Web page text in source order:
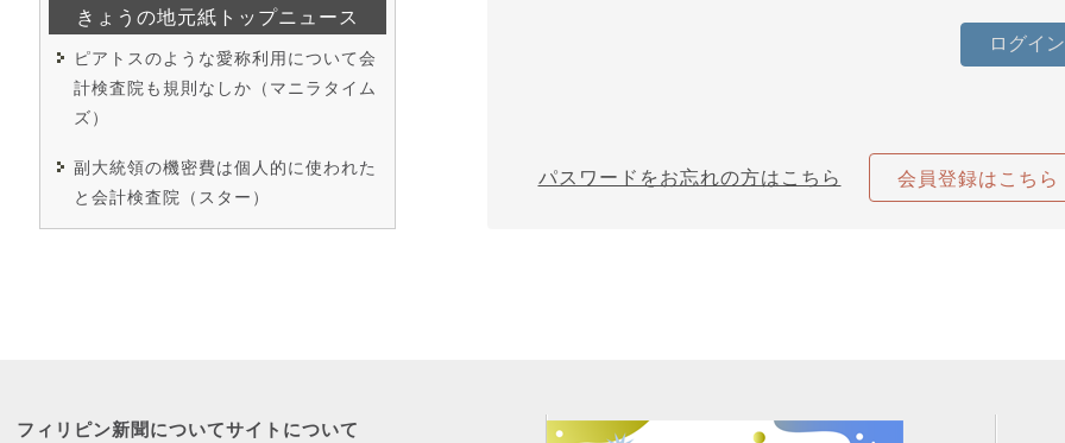
きょうの地元紙トップニュース
ピアトスのような愛称利用について会
計検査院も規則なしか（マニラタイム
ズ）
副大統領の機密費は個人的に使われた
と会計検査院（スター）
パスワードをお忘れの方はこちら 会員登録はこちら
フィリピン新聞についてサイトについて